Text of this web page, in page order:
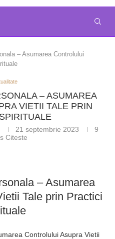
– Asumarea Controlului
– ASUMAREA
VIETII TALE PRIN
21 septembrie 2023
9
Citeste
Controlului Asupra Vietii